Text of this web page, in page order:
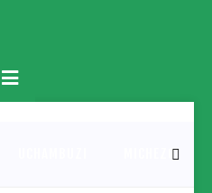
Primary
Menu
MICHEZO